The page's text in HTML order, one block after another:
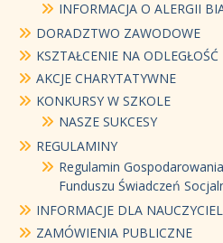
INFORMACJA O ALERGII
DORADZTWO ZAWODOWE
KSZTAŁCENIE NA ODLEGŁOŚĆ
AKCJE CHARYTATYWNE
KONKURSY W SZKOLE
NASZE SUKCESY
REGULAMINY
Regulamin
Funduszu Świadczeń
INFORMACJE DLA
ZAMÓWIENIA PUBLICZNE